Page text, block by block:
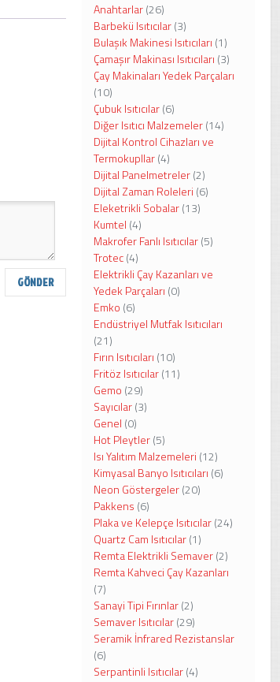
Anahtarlar(26)
Barbekü Isıtıcılar(3)
Bulaşık Makinesi Isıtıcıları (1)
Çamaşır Makinası Isıtıcıları (3)
Çay Makinaları Yedek Parçaları
(10)
Çubuk Isıtıcılar(6)
Diğer Isıtıcı Malzemeler(14)
Dijital Kontrol Cihazları ve
Termokupllar(4)
Dijital Panelmetreler(2)
Dijital Zaman Roleleri (6)
Eleketrikli Sobalar(13)
Kumtel (4)
Makrofer Fanlı Isıtıcılar(5)
Trotec(4)
Elektrikli Çay Kazanları ve
Yedek Parçaları (0)
Emko (6)
Endüstriyel Mutfak Isıtıcıları
(21)
Fırın Isıtıcıları (10)
Fritöz Isıtıcılar(11)
Gemo (29)
Sayıcılar(3)
Genel (0)
Hot Pleytler(5)
Isı Yalıtım Malzemeleri (12)
Kimyasal Banyo Isıtıcıları (6)
Neon Göstergeler(20)
Pakkens (6)
Plaka ve Kelepçe Isıtıcılar(24)
Quartz Cam Isıtıcılar(1)
Remta Elektrikli Semaver(2)
Remta Kahveci Çay Kazanları
(7)
Sanayi Tipi Fırınlar(2)
Semaver Isıtıcılar(29)
Seramik İnfrared Rezistanslar
(6)
Serpantinli Isıtıcılar(4)